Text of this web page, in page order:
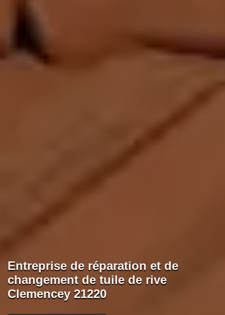
Entreprise de réparation et de
changement de tuile de rive
Clemencey 21220